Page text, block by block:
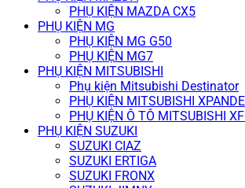
PHỤ KIỆN MAZDA CX5
PHỤ KIỆN MG
PHỤ KIỆN MG G50
PHỤ KIỆN MG7
PHỤ KIỆN MITSUBISHI
Phụ kiện Mitsubishi Destinator
PHỤ KIỆN MITSUBISHI
PHỤ KIỆN Ô TÔ MITSUBISHI
PHỤ KIỆN SUZUKI
SUZUKI CIAZ
SUZUKI ERTIGA
SUZUKI FRONX